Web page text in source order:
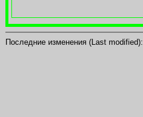
Последние изменения (Last modified):